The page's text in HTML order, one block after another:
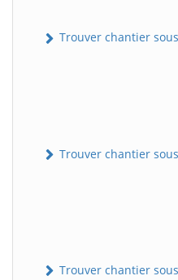
Trouver chantier
Trouver chantier
Trouver chantier